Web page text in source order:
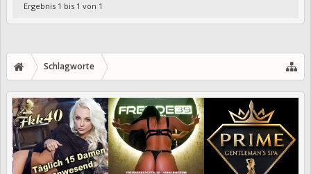
Ergebnis 1 bis 1 von 1
Schlagworte